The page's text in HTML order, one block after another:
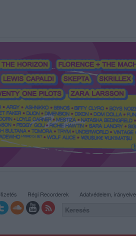
Régi Recorderek Adatvédelem,